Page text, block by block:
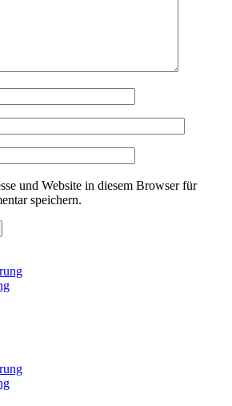
und Website in diesem Browser für
speichern.